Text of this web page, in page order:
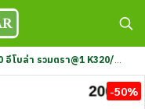
ล่า รวมตรา@1 K320/20-2-MIX
-50%